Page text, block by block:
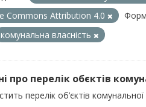
Commons Attribution 4.0
комунальна власність
про перелік обєктів
перелік об’єктів